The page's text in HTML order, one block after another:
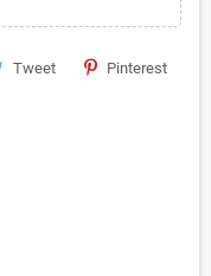
Tweet Pinterest